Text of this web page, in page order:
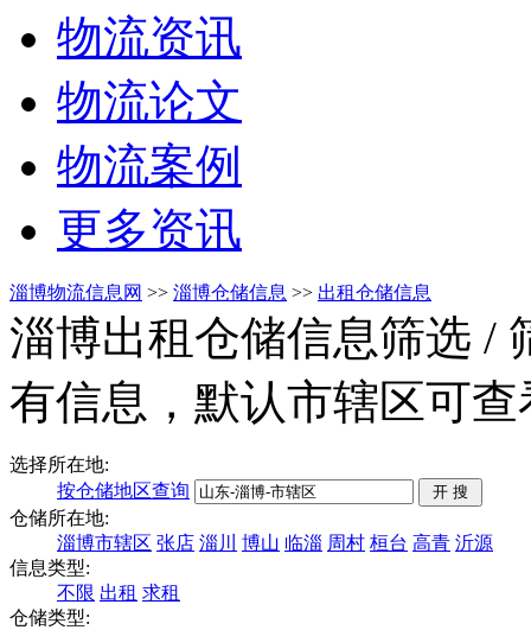
物流资讯
物流论文
物流案例
更多资讯
淄博物流信息网 >> 淄博仓储信息 >> 出租仓储信息
淄博出租仓储信息筛选 /
有信息，默认市辖区可
选择所在地:
按仓储地区查询
仓储所在地:
淄博市辖区 张店 淄川 博山 临淄 周村 桓台 高青 沂源
信息类型:
不限 出租 求租
仓储类型: